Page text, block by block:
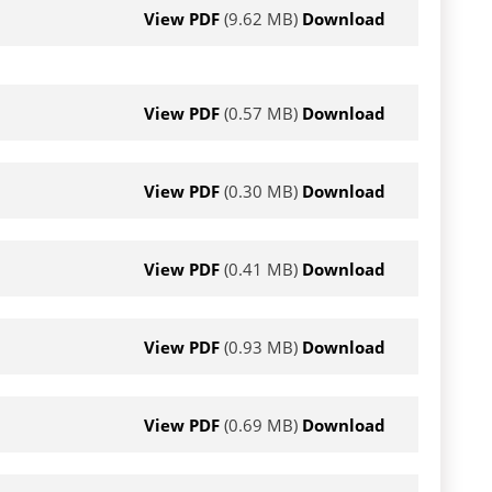
View PDF (9.62 MB) Download
View PDF (0.57 MB) Download
View PDF (0.30 MB) Download
View PDF (0.41 MB) Download
View PDF (0.93 MB) Download
View PDF (0.69 MB) Download